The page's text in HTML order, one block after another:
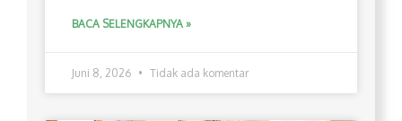
BACA SELENGKAPNYA »
Juni 8, 2026 Tidak ada komentar